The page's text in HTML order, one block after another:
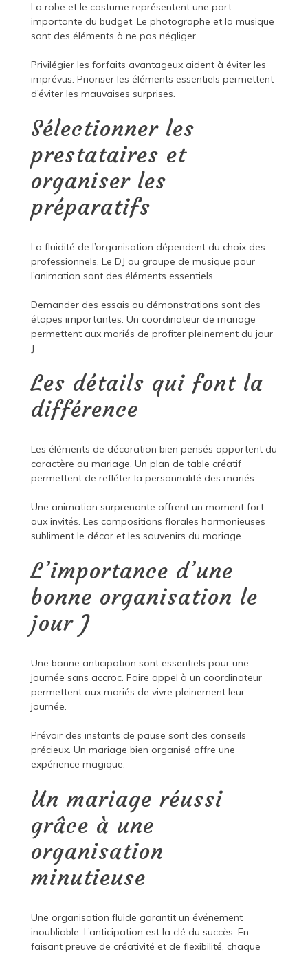
La robe et le costume représentent une part
importante du budget. Le photographe et la musique
sont des éléments à ne pas négliger.
Privilégier les forfaits avantageux aident à éviter les
imprévus. Prioriser les éléments essentiels permettent
d’éviter les mauvaises surprises.
Sélectionner les
prestataires et
organiser les
préparatifs
La fluidité de l’organisation dépendent du choix des
professionnels. Le DJ ou groupe de musique pour
l’animation sont des éléments essentiels.
Demander des essais ou démonstrations sont des
étapes importantes. Un coordinateur de mariage
permettent aux mariés de profiter pleinement du jour
J.
Les détails qui font la
différence
Les éléments de décoration bien pensés apportent du
caractère au mariage. Un plan de table créatif
permettent de refléter la personnalité des mariés.
Une animation surprenante offrent un moment fort
aux invités. Les compositions florales harmonieuses
subliment le décor et les souvenirs du mariage.
L’importance d’une
bonne organisation le
jour J
Une bonne anticipation sont essentiels pour une
journée sans accroc. Faire appel à un coordinateur
permettent aux mariés de vivre pleinement leur
journée.
Prévoir des instants de pause sont des conseils
précieux. Un mariage bien organisé offre une
expérience magique.
Un mariage réussi
grâce à une
organisation
minutieuse
Une organisation fluide garantit un événement
inoubliable. L’anticipation est la clé du succès. En
faisant preuve de créativité et de flexibilité, chaque